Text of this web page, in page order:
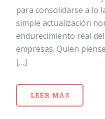
para consolidarse a lo
simple actualización
endurecimiento real
empresas. Quien
[…]
LEER MÁS